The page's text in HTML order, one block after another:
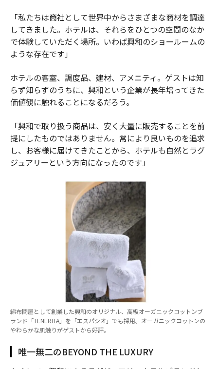
「私たちは商社として世界中からさまざまな商材を調達
してきました。ホテルは、それらをひとつの空間のなか
で体験していただく場所。いわば興和のショールームの
ような存在です」
ホテルの客室、調度品、建材、アメニティ。ゲストは知
らず知らずのうちに、興和という企業が長年培ってきた
価値観に触れることになるだろう。
「興和で取り扱う商品は、安く大量に販売することを前
提にしたものではありません。常により良いものを追求
し、お客様に届けてきたことから、ホテルも自然とラグ
ジュアリーという方向になったのです」
綿布問屋として創業した興和のオリジナル、高級オーガニックコットンブ
ランド「TENERITA」を「エスパシオ」でも採用。オーガニックコットンの
やわらかな肌触りがゲストから好評。
唯一無二のBEYOND THE LUXURY